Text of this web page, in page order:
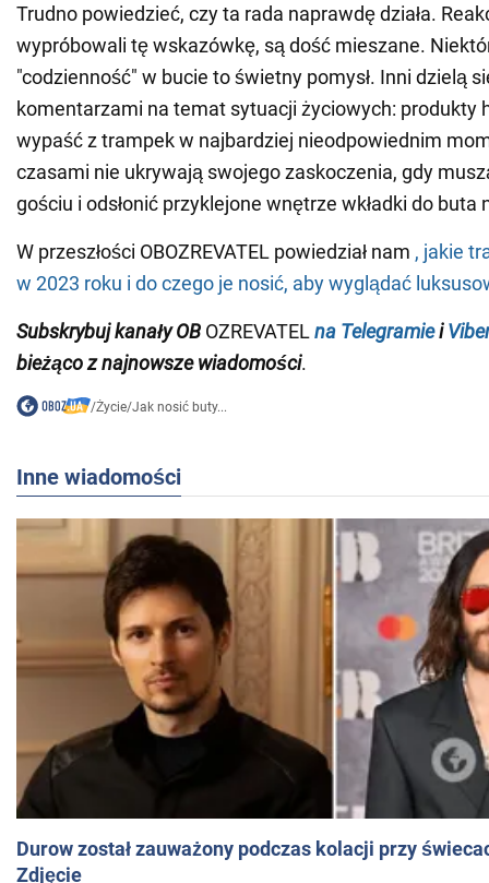
Trudno powiedzieć, czy ta rada naprawdę działa.
wypróbowali tę wskazówkę, są dość mieszane.
"codzienność" w bucie to świetny pomysł. Inni dzielą
komentarzami na temat sytuacji życiowych: produkty
wypaść z trampek w najbardziej nieodpowiednim
czasami nie ukrywają swojego zaskoczenia, gdy
gościu i odsłonić przyklejone wnętrze wkładki do buta
W przeszłości OBOZREVATEL powiedział nam , jakie
w 2023 roku i do czego je nosić, aby wyglądać
Subskrybuj kanały OB OZREVATEL na Telegramiei
bieżąco znajnowsze wiadomości.
/Życie/Jak nosić buty...
Inne wiadomości
Durow został zauważony podczas kolacji przy
Zdjęcie